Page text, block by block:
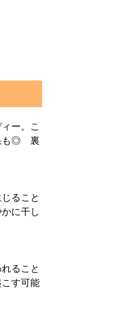
ー。こ
も◎ 裏
ること
に干し
ること
す可能